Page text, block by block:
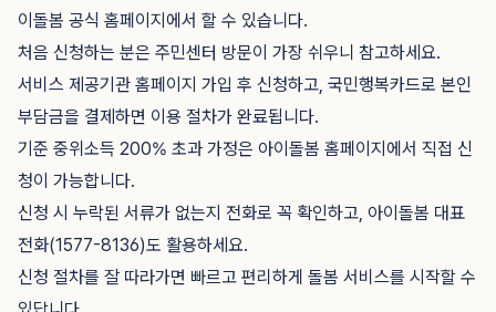
이돌봄 공식 홈페이지에서 할 수 있습니다.
처음 신청하는 분은 주민센터 방문이 가장 쉬우니 참고하세요.
서비스 제공기관 홈페이지 가입 후 신청하고, 국민행복카드로 본인
부담금을 결제하면 이용 절차가 완료됩니다.
기준 중위소득 200% 초과 가정은 아이돌봄 홈페이지에서 직접 신
청이 가능합니다.
신청 시 누락된 서류가 없는지 전화로 꼭 확인하고, 아이돌봄 대표
전화(1577-8136)도 활용하세요.
신청 절차를 잘 따라가면 빠르고 편리하게 돌봄 서비스를 시작할 수